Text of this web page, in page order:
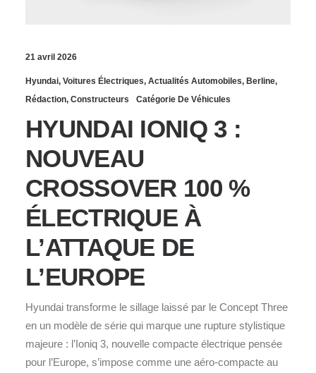
21 avril 2026
Hyundai, Voitures Électriques, Actualités Automobiles, Berline,
Rédaction, Constructeurs Catégorie De Véhicules
HYUNDAI IONIQ 3 :
NOUVEAU
CROSSOVER 100 %
ÉLECTRIQUE À
L’ATTAQUE DE
L’EUROPE
Hyundai transforme le sillage laissé par le Concept Three
en un modèle de série qui marque une rupture stylistique
majeure : l’Ioniq 3, nouvelle compacte électrique pensée
pour l’Europe, s’impose comme une aéro‑compacte au